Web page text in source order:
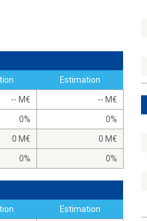
Estimation
-- M -- M
0% 0%
0 M 0 M
0% 0%
Estimation